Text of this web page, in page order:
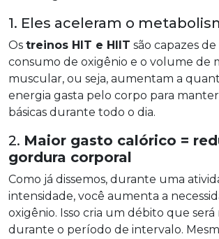
1. Eles aceleram o
Os treinos HIT e HIIT são capazes
consumo de oxigênio e o volume de
muscular, ou seja, aumentam a
energia gasta pelo corpo para
básicas durante todo o dia.
2. Maior gasto calórico =
gordura corporal
Como já dissemos, durante uma
intensidade, você aumenta a
oxigênio. Isso cria um débito que será
durante o período de intervalo.